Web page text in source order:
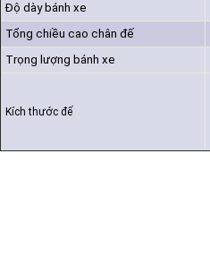
Độ dày bánh xe
Tổng chiều cao chân đế
Trọng lượng bánh xe
Kích thước đế